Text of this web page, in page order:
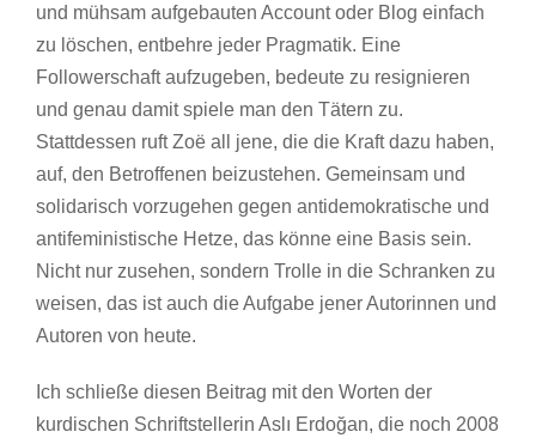
und mühsam aufgebauten Account oder Blog einfach
zu löschen, entbehre jeder Pragmatik. Eine
Followerschaft aufzugeben, bedeute zu resignieren
und genau damit spiele man den Tätern zu.
Stattdessen ruft Zoë all jene, die die Kraft dazu haben,
auf, den Betroffenen beizustehen. Gemeinsam und
solidarisch vorzugehen gegen antidemokratische und
antifeministische Hetze, das könne eine Basis sein.
Nicht nur zusehen, sondern Trolle in die Schranken zu
weisen, das ist auch die Aufgabe jener Autorinnen und
Autoren von heute.
Ich schließe diesen Beitrag mit den Worten der
kurdischen Schriftstellerin Aslı Erdoğan, die noch 2008